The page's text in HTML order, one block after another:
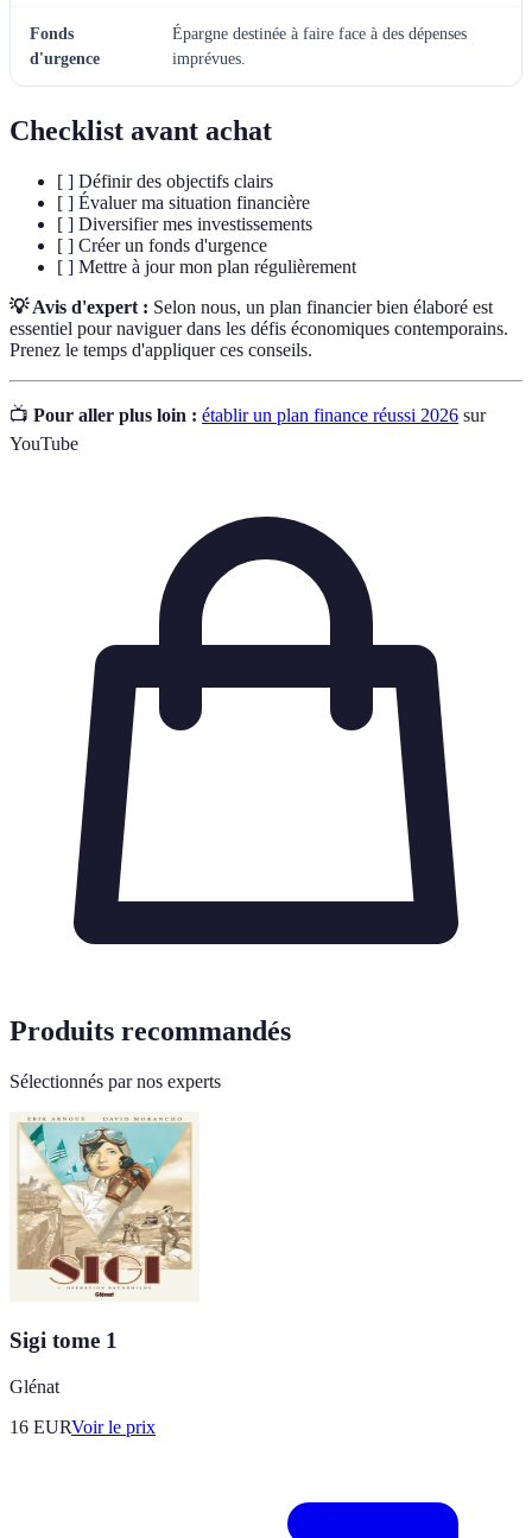
Fonds
d'urgence
Épargne destinée à faire face à des dépenses
imprévues.
Checklist avant achat
[ ] Définir des objectifs clairs
[ ] Évaluer ma situation financière
[ ] Diversifier mes investissements
[ ] Créer un fonds d'urgence
[ ] Mettre à jour mon plan régulièrement
💡 Avis d'expert : Selon nous, un plan financier bien élaboré est
essentiel pour naviguer dans les défis économiques contemporains.
Prenez le temps d'appliquer ces conseils.
📺 Pour aller plus loin : établir un plan finance réussi 2026 sur
YouTube
Produits recommandés
Sélectionnés par nos experts
Sigi tome 1
Glénat
16 EURVoir le prix